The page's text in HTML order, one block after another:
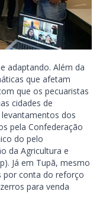
adaptando. Além da
que afetam
que os pecuaristas
cidades de
dos
pela Confederação
do pelo
da Agricultura e
Já em Tupã, mesmo
por conta do reforço
para venda